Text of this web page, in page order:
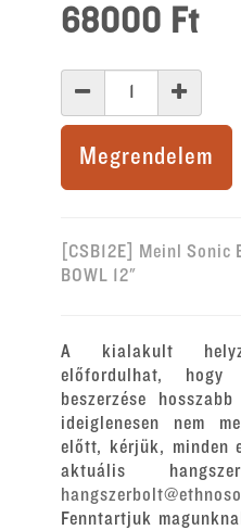
68000 Ft
Megrendelem
[CSB12E] Meinl Sonic
BOWL 12"
A kialakult
előfordulhat,
beszerzése
ideiglenesen nem
előtt, kérjük, minden
aktuális
Fenntartjuk